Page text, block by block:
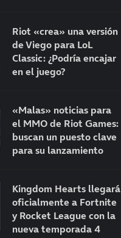
Riot «crea» una versión
de Viego para LoL
Classic: ¿Podría encajar
en el juego?
«Malas» noticias para
el MMO de Riot Games:
buscan un puesto clave
para su lanzamiento
Kingdom Hearts llegará
oficialmente a Fortnite
y Rocket League con la
nueva temporada 4